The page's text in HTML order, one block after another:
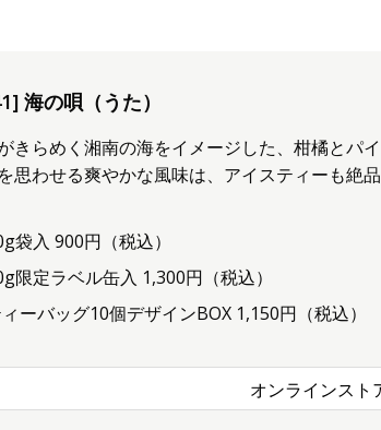
海の唄（うた）
きらめく湘南の海をイメージした、柑橘とパ
思わせる爽やかな風味は、アイスティーも絶
袋入 900円（税込）
限定ラベル缶入 1,300円（税込）
ーバッグ10個デザインBOX 1,150円（税込）
オンラインスト